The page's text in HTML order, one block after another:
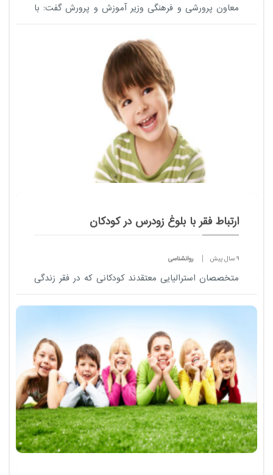
معاون پرورشی و فرهنگی وزیر آموزش و پرورش گفت: با
نوجوانی و جوانی تنها 15 درصد مدارس متوسطه دوم
کشور دارای مشاور هستند.
ارتباط فقر با بلوغ زودرس در کودکان
9 سال پیش روانشناسی
متخصصان استرالیایی معتقدند کودکانی که در فقر زندگی